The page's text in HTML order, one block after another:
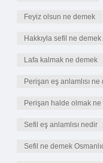
Feyiz olsun ne demek
Hakkıyla sefil ne demek
Lafa kalmak ne demek
Perişan eş anlamlısı ne
Perişan halde olmak ne
Sefil eş anlamlısı nedir
Sefil ne demek